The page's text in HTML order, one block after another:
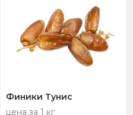
Финики Тунис
цена за 1 кг